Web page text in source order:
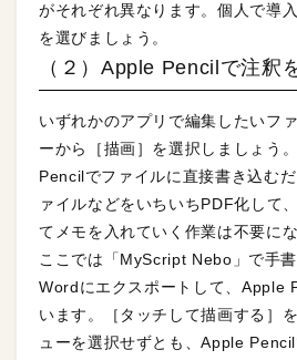
がそれぞれ異なります。個人で導
を選びましょう。
（２）Apple Pencilで注釈
いずれかのアプリで編集したいフ
ーから［描画］を選択しましょう
Pencilでファイルに直接書き込む
ァイルなどをいちいちPDF化して
てメモを入れていく作業は不要にな
ここでは「MyScript Nebo」で手
Wordにエクスポートして、Apple
います。［タッチして描画する］
ューを選択せずとも、Apple